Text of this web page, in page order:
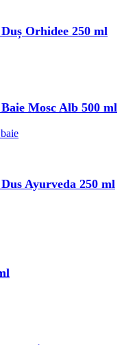
Orhidee 250 ml
Mosc Alb 500 ml
Ayurveda 250 ml